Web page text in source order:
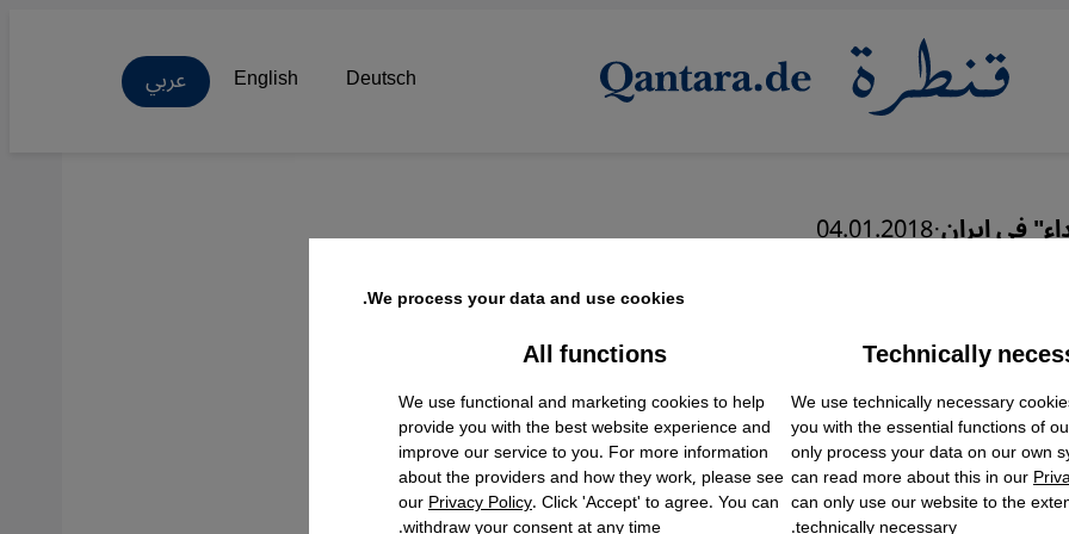
Deutsch
English عربي
في إيران·
04.01.2018
"الشهداء" بين الإسلام
والنهج الخميني
English عربي
We process your data and use cookies.
Technically
We use technically necessary
you with the essential functions of
only process your data on our own
can read more about this in our
can only use our website to the
All functions
We use functional and marketing cookies to help
provide you with the best website experience and
improve our service to you. For more information
about the providers and how they work, please see
ourPrivacy Policy. Click 'Accept' to agree. You can
Facebook Embed / Facebook Connect
Twitter Embed
Instagram Embed
Youtube Embed
Google Maps Embed